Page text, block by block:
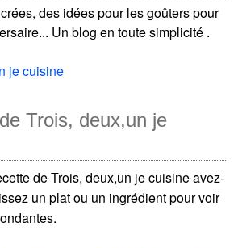
des idées pour les goûters pour
Un blog en toute simplicité .
je cuisine
Trois, deux,un je
de Trois, deux,un je cuisine avez-
un plat ou un ingrédient pour voir